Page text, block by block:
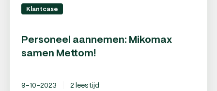
Klantcase
Personeel aannemen: Mikomax
samen Mettom!
9-10-2023 2 leestijd